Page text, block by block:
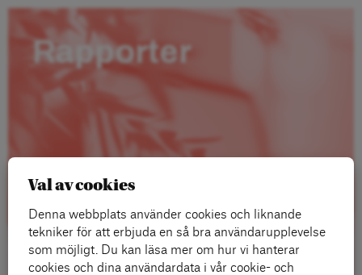
Rapporter
Val av cookies
Denna webbplats använder cookies och liknande
tekniker för att erbjuda en så bra användarupplevelse
som möjligt. Du kan läsa mer om hur vi hanterar
cookies och dina användardata i vår cookie- och